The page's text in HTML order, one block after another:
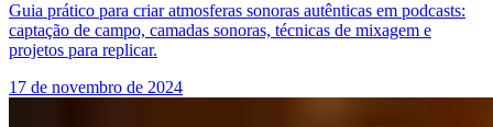
Guia prático para criar atmosferas sonoras autênticas em podcasts:
captação de campo, camadas sonoras, técnicas de mixagem e
projetos para replicar.
17 de novembro de 2024